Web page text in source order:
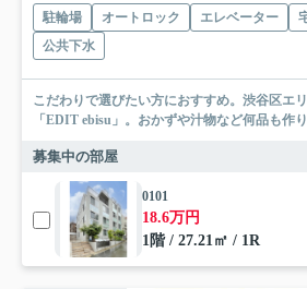
駐輪場 オートロック エレベーター
公共下水
こだわりで選びたい方におすすめ。渋谷区エ
「EDIT ebisu」。おかずや汁物など何品も作
募集中の部屋
0101
18.6万円
1階 / 27.21㎡ / 1R